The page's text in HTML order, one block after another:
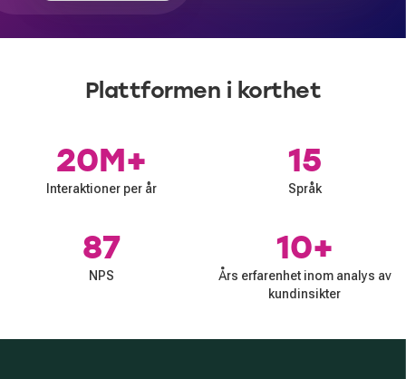
Plattformen i korthet
20M+
Interaktioner per år
15
Språk
87
NPS
10+
Års erfarenhet inom analys av
kundinsikter